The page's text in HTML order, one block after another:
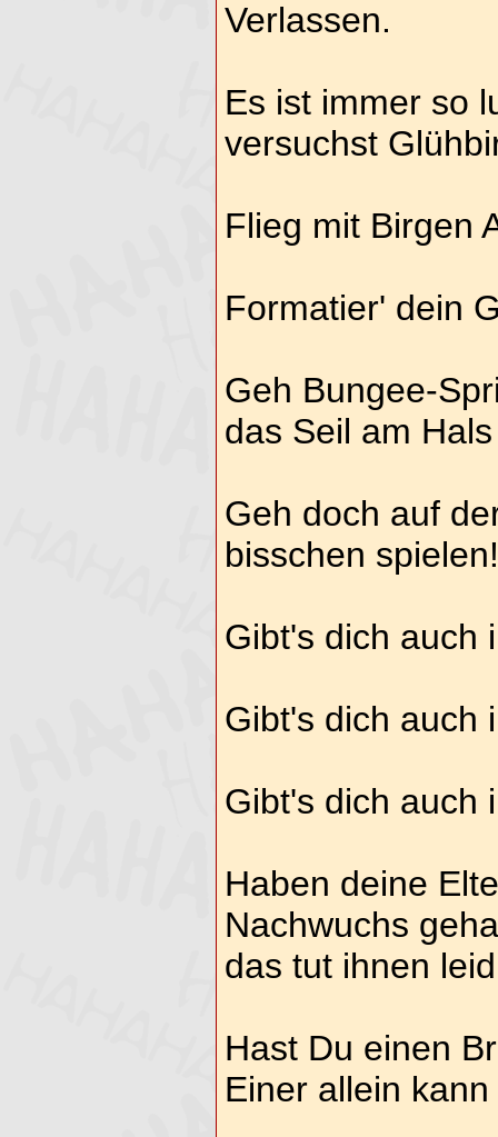
Verlassen.
Es ist immer so
versuchst
Flieg mit Birgen
Formatier' dein
Geh Bungee-
das Seil am
Geh doch auf
bisschen spielen!
Gibt's dich auch
Gibt's dich auch
Gibt's dich auch
Haben deine
Nachwuchs
das tut ihnen
Hast Du einen
Einer allein